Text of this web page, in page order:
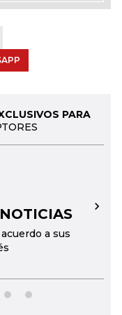
PARA
a sus
→